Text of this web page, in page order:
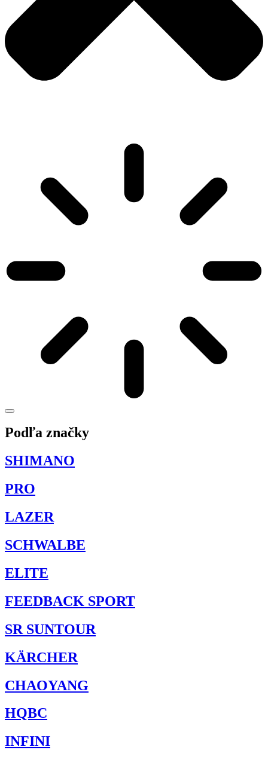
Podľa značky
SHIMANO
PRO
LAZER
SCHWALBE
ELITE
FEEDBACK SPORT
SR SUNTOUR
KÄRCHER
CHAOYANG
HQBC
INFINI